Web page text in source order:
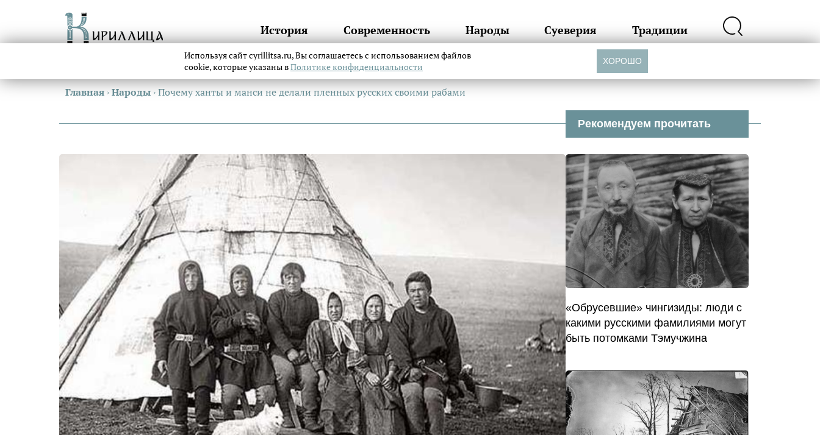
История Современность Народы Суеверия Традиции
Главная ›Народы ›Почему ханты и манси не делали пленных русских своими рабами
Рекомендуем прочитать
«Обрусевшие» чингизиды: люди с
какими русскими фамилиями могут
быть потомками Тэмучжина
Используя сайт cyrillitsa.ru, Вы соглашаетесь с использованием файлов
cookie, которые указаны вПолитике конфиденциальности ХОРОШО